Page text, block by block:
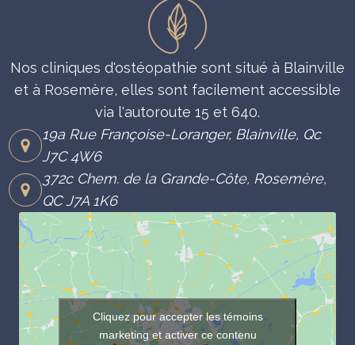
Nos cliniques d'ostéopathie sont situé à Blainville
et à Rosemère, elles sont facilement accessible
via l'autoroute 15 et 640.
19a Rue Françoise-Loranger, Blainville, Qc
J7C 4W6
372c Chem. de la Grande-Côte, Rosemère,
QC J7A 1K6
Cliquez pour accepter les témoins
marketing et activer ce contenu